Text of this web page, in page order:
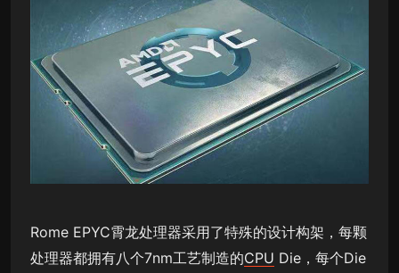
Rome EPYC霄龙处理器采用了特殊的设计构架，每颗
处理器都拥有八个7nm工艺制造的CPU Die，每个Die